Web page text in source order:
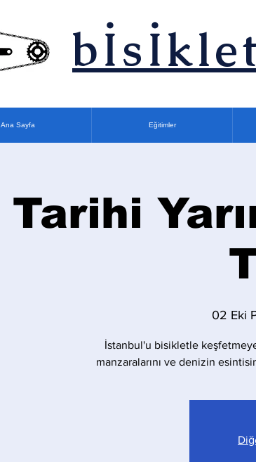
Ana Sayfa Eğitimler
Tarihi
02 Eki
İstanbul'u bisikletle keşfetmeye
manzaralarını ve denizin